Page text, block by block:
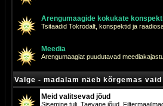
Arengumaagide kokukate
Tsitaadid Tokrodalt, konspektid ja
Meedia
Arengumaagiat puudutavad
Valge - madalam näeb kõrgemas
Meid valitsevad jõud
Sisemine tuli, Taevane jõud,